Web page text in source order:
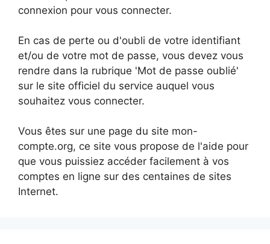
connexion pour vous connecter.
En cas de perte ou d'oubli de votre identifiant
et/ou de votre mot de passe, vous devez vous
rendre dans la rubrique 'Mot de passe oublié'
sur le site officiel du service auquel vous
souhaitez vous connecter.
Vous êtes sur une page du site mon-
compte.org, ce site vous propose de l'aide pour
que vous puissiez accéder facilement à vos
comptes en ligne sur des centaines de sites
Internet.